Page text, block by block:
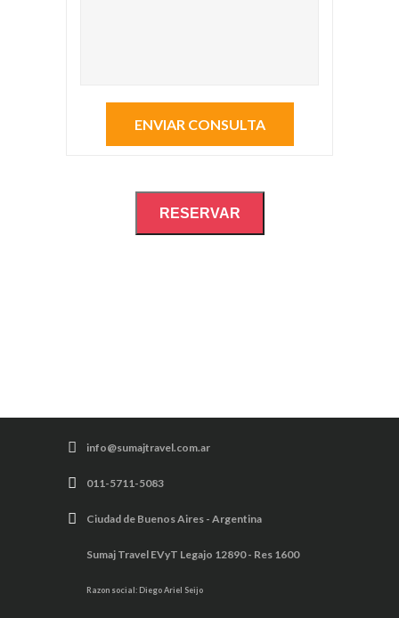
RESERVAR
info@sumajtravel.com.ar
011-5711-5083
Ciudad de Buenos Aires - Argentina
Sumaj Travel EVyT Legajo 12890 - Res 1600
Razon social: Diego Ariel Seijo